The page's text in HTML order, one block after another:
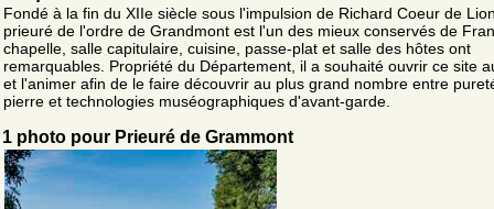
Fondé à la fin du XIIe siècle sous l'impulsion de Richard Coeur de
prieuré de l'ordre de Grandmont est l'un des mieux conservés de
chapelle, salle capitulaire, cuisine, passe-plat et salle des hôtes ont
remarquables. Propriété du Département, il a souhaité ouvrir ce site
et l'animer afin de le faire découvrir au plus grand nombre entre
pierre et technologies muséographiques d'avant-garde.
1 photo pour Prieuré de Grammont